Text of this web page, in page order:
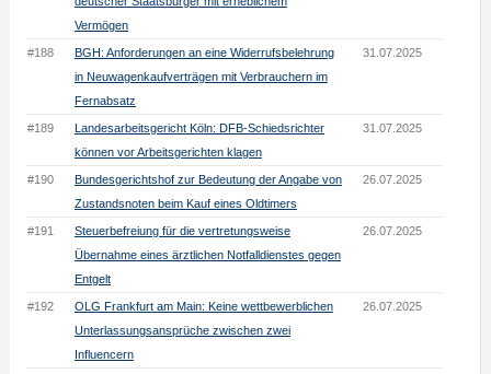
Vermögen
#188
BGH: Anforderungen an eine Widerrufsbelehrung
in Neuwagenkaufverträgen mit Verbrauchern im
Fernabsatz
31.07.2025
#189
Landesarbeitsgericht Köln: DFB-Schiedsrichter
können vor Arbeitsgerichten klagen
31.07.2025
#190
Bundesgerichtshof zur Bedeutung der Angabe von
Zustandsnoten beim Kauf eines Oldtimers
26.07.2025
#191
Steuerbefreiung für die vertretungsweise
Übernahme eines ärztlichen Notfalldienstes gegen
Entgelt
26.07.2025
#192
OLG Frankfurt am Main: Keine wettbewerblichen
Unterlassungsansprüche zwischen zwei
Influencern
26.07.2025